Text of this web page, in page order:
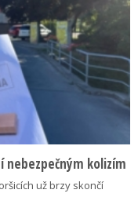
kolizím
už brzy skončí